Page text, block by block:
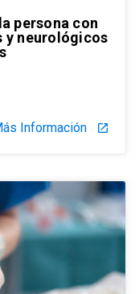
persona con
y neurológicos
Información launch